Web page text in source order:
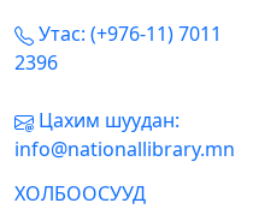
Утас: (+976-11) 7011
2396
Цахим шуудан:
info@nationallibrary.mn
ХОЛБООСУУД